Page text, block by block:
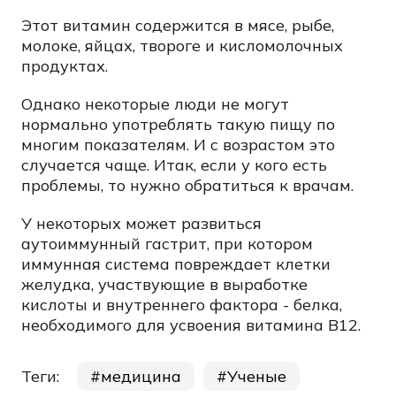
Этот витамин содержится в мясе, рыбе,
молоке, яйцах, твороге и кисломолочных
продуктах.
Однако некоторые люди не могут
нормально употреблять такую пищу по
многим показателям. И с возрастом это
случается чаще. Итак, если у кого есть
проблемы, то нужно обратиться к врачам.
У некоторых может развиться
аутоиммунный гастрит, при котором
иммунная система повреждает клетки
желудка, участвующие в выработке
кислоты и внутреннего фактора - белка,
необходимого для усвоения витамина B12.
Теги: медицина Ученые